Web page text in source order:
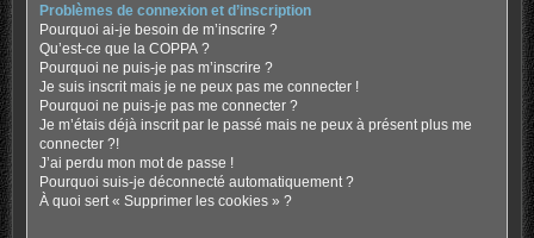
Problèmes de connexion et d’inscription
Pourquoi ai-je besoin de m’inscrire ?
Qu’est-ce que la COPPA ?
Pourquoi ne puis-je pas m’inscrire ?
Je suis inscrit mais je ne peux pas me connecter !
Pourquoi ne puis-je pas me connecter ?
Je m’étais déjà inscrit par le passé mais ne peux à présent plus me
connecter ?!
J’ai perdu mon mot de passe !
Pourquoi suis-je déconnecté automatiquement ?
À quoi sert « Supprimer les cookies » ?